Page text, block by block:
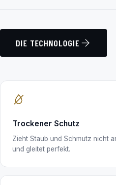
DIE TECHNOLOGIE
Trockener Schutz
Zieht Staub und Schmutz nicht
und gleitet perfekt.